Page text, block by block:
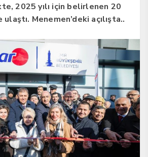
2025 yılı için belirlenen 20
Menemen’deki açılışta..